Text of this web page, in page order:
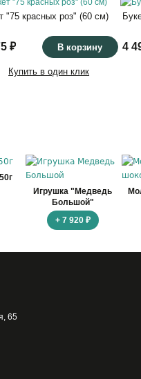
"75 красных роз" (60 см)
₽ В корзину
Купить в один клик
4
Игрушка "Медведь
Большой"
+ 7 920 ₽
65